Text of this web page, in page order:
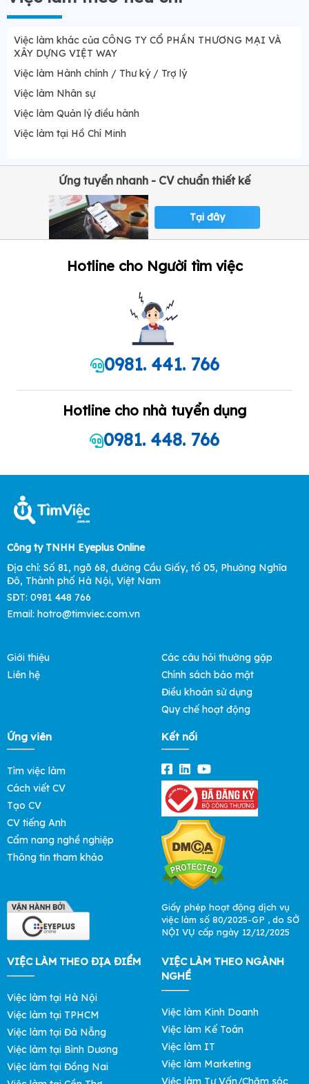
Việc làm khác của CÔNG TY CỔ PHẦN THƯƠNG MẠI VÀ
XÂY DỰNG VIỆT WAY
Việc làm Hành chính / Thư ký / Trợ lý
Việc làm Nhân sự
Việc làm Quản lý điều hành
Việc làm tại Hồ Chí Minh
Ứng tuyển nhanh - CV chuẩn thiết kế
Tại đây
Hotline cho Người tìm việc
0981. 441. 766
Hotline cho nhà tuyển dụng
0981. 448. 766
Công ty TNHH Eyeplus Online
Địa chỉ: Số 81, ngõ 68, đường Cầu Giấy, tổ 05, Phường Nghĩa
Đô, Thành phố Hà Nội, Việt Nam
SĐT: 0981 448 766
Email: hotro@timviec.com.vn
Giới thiệu
Liên hệ
Các câu hỏi thường gặp
Chính sách bảo mật
Điều khoản sử dụng
Quy chế hoạt động
Ứng viên
Tìm việc làm
Cách viết CV
Tạo CV
CV tiếng Anh
Cẩm nang nghề nghiệp
Thông tin tham khảo
Kết nối
Giấy phép hoạt động dịch vụ
việc làm số 80/2025-GP , do SỞ
NỘI VỤ cấp ngày 12/12/2025
VIỆC LÀM THEO ĐỊA ĐIỂM
Việc làm tại Hà Nội
Việc làm tại TPHCM
Việc làm tại Đà Nẵng
Việc làm tại Bình Dương
Việc làm tại Đồng Nai
VIỆC LÀM THEO NGÀNH
NGHỀ
Việc làm Kinh Doanh
Việc làm Kế Toán
Việc làm IT
Việc làm Marketing
Việc làm Tư Vấn/Chăm sóc